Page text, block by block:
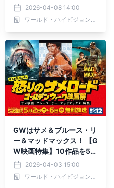
人の趣味時間-」 4月9日
（木）夕方6時30分～ BS1
2 トゥエルビで全国無料放
2026-04-08 14:00
ワールド・ハイビジョン・チャンネル株式会社
GWはサメ＆ブルース・リ
ー＆マッドマックス！ 【G
W映画特集】10作品を5夜
連続で 5月2日（土）～5
月6日（水） BS12 トゥエ
ルビ 無料放送
2026-04-03 15:00
ワールド・ハイビジョン・チャンネル株式会社